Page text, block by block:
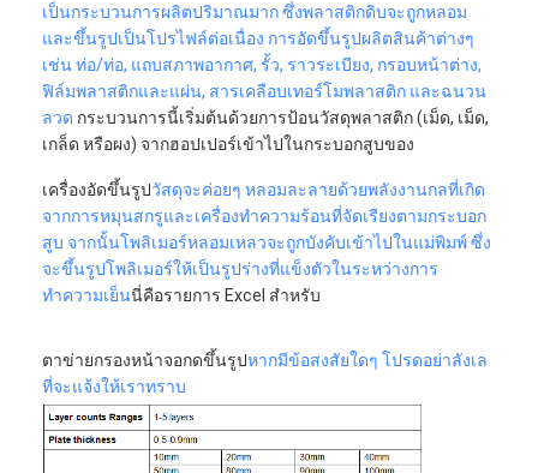
ผลิตภัณฑ์
เกี่ยวกับเรา
เป็นกระบวนการผลิตปริมาณมาก ซึ่งพลาสติกดิบจะถูกหลอม
และขึ้นรูปเป็นโปรไฟล์ต่อเนื่อง การอัดขึ้นรูปผลิตสินค้าต่างๆ
เช่น ท่อ/ท่อ, แถบสภาพอากาศ, รั้ว, ราวระเบียง, กรอบหน้าต่าง,
ฟิล์มพลาสติกและแผ่น, สารเคลือบเทอร์โมพลาสติก และฉนวน
ลวด กระบวนการนี้เริ่มต้นด้วยการป้อนวัสดุพลาสติก (เม็ด, เม็ด,
เกล็ด หรือผง) จากฮอปเปอร์เข้าไปในกระบอกสูบของ
เครื่องอัดขึ้นรูปวัสดุจะค่อยๆ หลอมละลายด้วยพลังงานกลที่เกิด
จากการหมุนสกรูและเครื่องทำความร้อนที่จัดเรียงตามกระบอก
สูบ จากนั้นโพลิเมอร์หลอมเหลวจะถูกบังคับเข้าไปในแม่พิมพ์ ซึ่ง
จะขึ้นรูปโพลิเมอร์ให้เป็นรูปร่างที่แข็งตัวในระหว่างการ
ทำความเย็นนี่คือรายการ Excel สำหรับ
ตาข่ายกรองหน้าจอกดขึ้นรูปหากมีข้อสงสัยใดๆ โปรดอย่าลังเล
ที่จะแจ้งให้เราทราบ